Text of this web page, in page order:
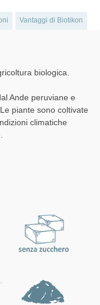
Vantaggi di Biotikon
biologica.
Ande peruviane e
piante sono coltivate
climatiche